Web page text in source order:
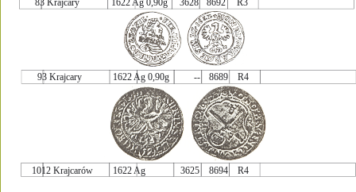
93 Krajcary 1622 Ag 0,90g -- 8689 R4
1012 Krajcarów 1622 Ag 3625 8694 R4